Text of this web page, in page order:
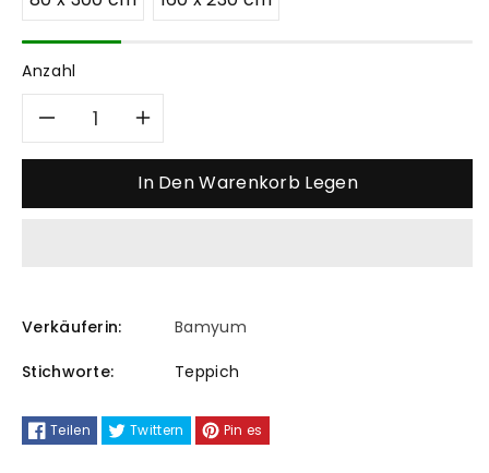
Anzahl
Verringere
Landon
Bedruckter
Teppich
Erhöhe
die
Landon
Bedruckter
Teppich
In Den Warenkorb Legen
Verkäuferin: Bamyum
Stichworte: Teppich
Teilen Twittern Pin es